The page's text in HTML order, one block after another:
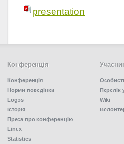
presentation
Конференція
Конференція
Норми поведінки
Logos
Історія
Преса про конференцію
Linux
Statistics
Перелік
Wiki